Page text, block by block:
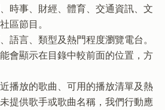
時事、財經、體育、交通資訊、文
區節目。
語言、類型及熱門程度瀏覽電台。
會顯示在目錄中較前面的位置，方
播放的歌曲、可用的播放清單及熱
提供歌手或歌曲名稱，我們行動應